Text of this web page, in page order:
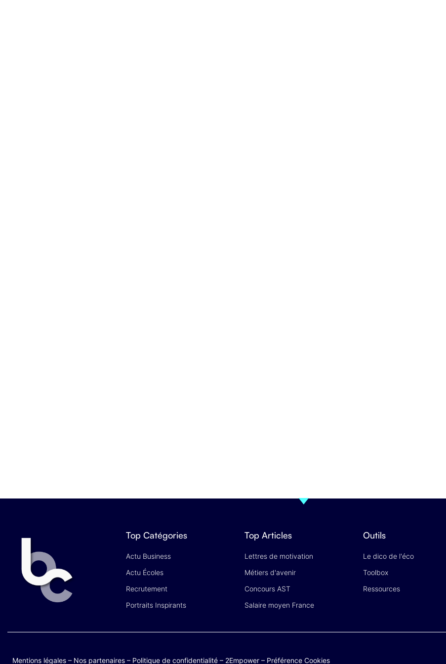
Top Catégories
Actu Business
Actu Écoles
Recrutement
Portraits Inspirants
Top Articles
Lettres de motivation
Métiers d'avenir
Concours AST
Salaire moyen France
Outils
Le dico de l'éco
Toolbox
Ressources
Mentions légales – Nos partenaires – Politique de confidentialité – 2Empower – Préférence Cookies